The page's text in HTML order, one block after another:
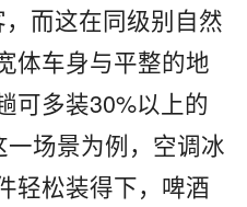
而这在同级别自然
体车身与平整的地
可多装30%以上的
场景为例，空调冰
轻松装得下，啤酒